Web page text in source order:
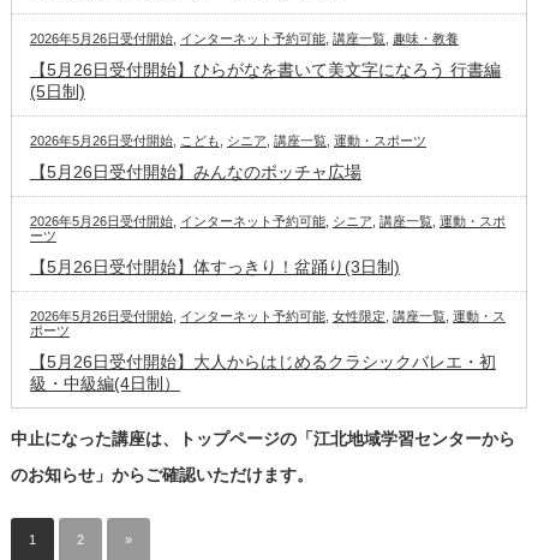
2026年5月26日受付開始, インターネット予約可能, 講座一覧, 趣味・教養
【5月26日受付開始】ひらがなを書いて美文字になろう 行書編
(5日制)
2026年5月26日受付開始, こども シニア 講座一覧, 運動・スポーツ
【5月26日受付開始】みんなのボッチャ広場
2026年5月26日受付開始, インターネット予約可能, シニア 講座一覧, 運動・スポ
ーツ
【5月26日受付開始】体すっきり！盆踊り(3日制)
2026年5月26日受付開始, インターネット予約可能, 女性限定 講座一覧, 運動・ス
ポーツ
【5月26日受付開始】大人からはじめるクラシックバレエ・初
級・中級編(4日制）
中止になった講座は、トップページの「江北地域学習センターから
のお知らせ」からご確認いただけます。
1 2 »